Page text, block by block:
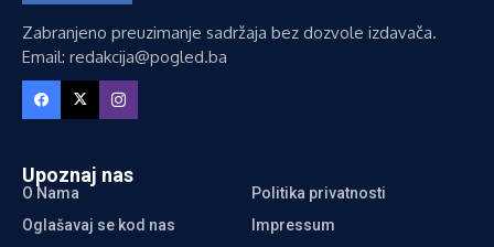
Zabranjeno preuzimanje sadržaja bez dozvole izdavača.
Email: redakcija@pogled.ba
Upoznaj nas
O Nama
Politika privatnosti
Oglašavaj se kod nas
Impressum